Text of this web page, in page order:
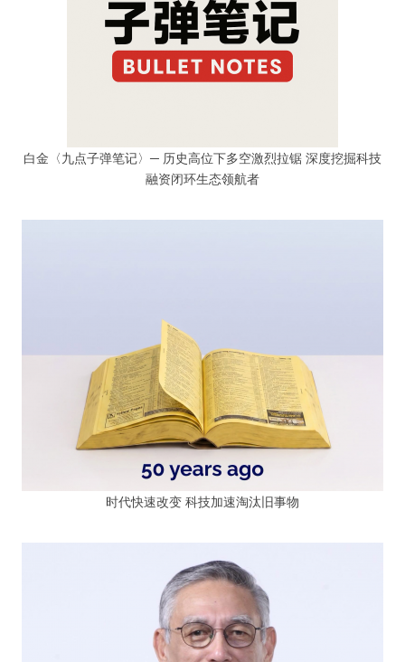
白金〈九点子弹笔记〉─ 历史高位下多空激烈拉锯 深度挖掘科技
融资闭环生态领航者
时代快速改变 科技加速淘汰旧事物